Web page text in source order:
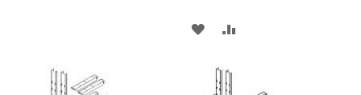
ZUR
HINZUFÜGEN